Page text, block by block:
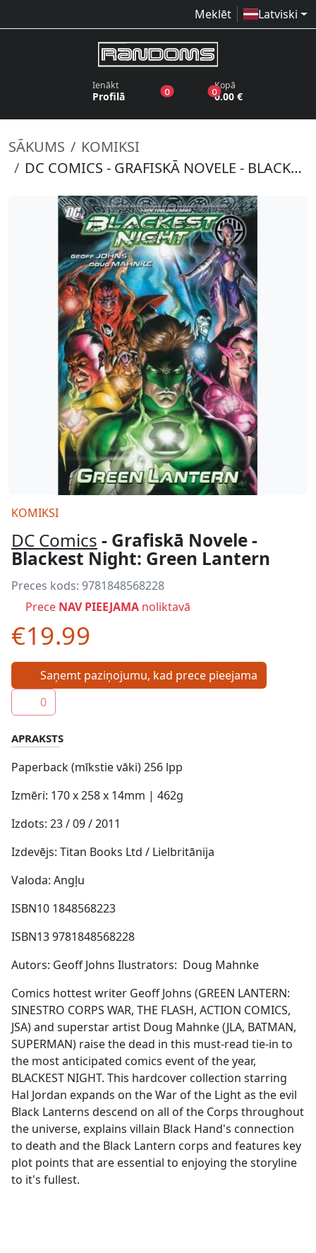
Meklēt Latviski
Ienākt
Profilā 0produkti vēlmju sarakstā
0produkti grozā
Kopā
0.00 €
SĀKUMS
KOMIKSI
DC COMICS - GRAFISKĀ NOVELE - BLACKEST NIGHT: GREEN LANTERN
KOMIKSI
DC Comics - Grafiskā Novele -
Blackest Night: Green Lantern
Preces kods: 9781848568228
Prece NAV PIEEJAMA noliktavā
€19.99
Saņemt paziņojumu, kad prece pieejama
0
APRAKSTS
Paperback (mīkstie vāki) 256 lpp
Izmēri: 170 x 258 x 14mm | 462g
Izdots: 23 / 09 / 2011
Izdevējs: Titan Books Ltd / Lielbritānija
Valoda: Angļu
ISBN10 1848568223
ISBN13 9781848568228
Autors: Geoff Johns Ilustrators: Doug Mahnke
Comics hottest writer Geoff Johns (GREEN LANTERN:
SINESTRO CORPS WAR, THE FLASH, ACTION COMICS,
JSA) and superstar artist Doug Mahnke (JLA, BATMAN,
SUPERMAN) raise the dead in this must-read tie-in to
the most anticipated comics event of the year,
BLACKEST NIGHT. This hardcover collection starring
Hal Jordan expands on the War of the Light as the evil
Black Lanterns descend on all of the Corps throughout
the universe, explains villain Black Hand's connection
to death and the Black Lantern corps and features key
plot points that are essential to enjoying the storyline
to it's fullest.